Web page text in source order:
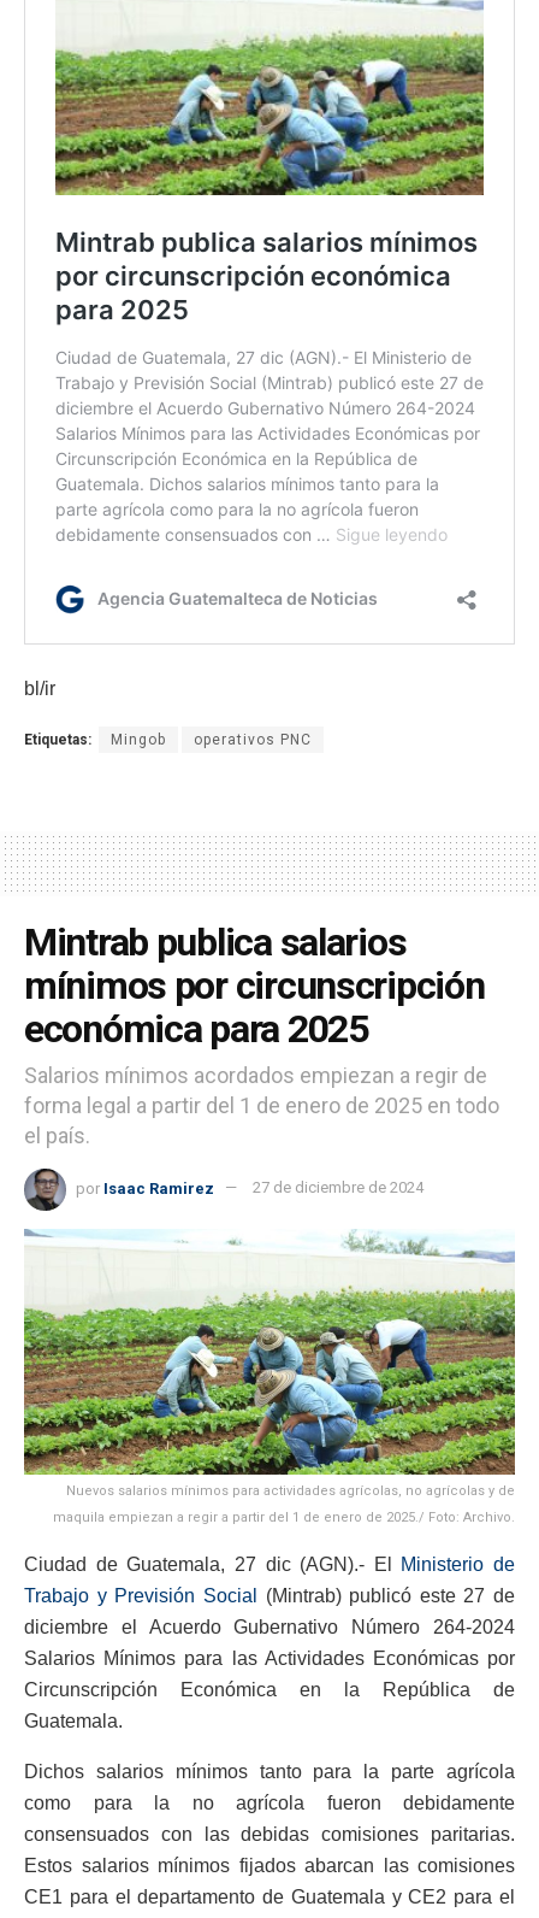
bl/ir
Etiquetas: Mingob operativos PNC
Mintrab publica salarios
mínimos por circunscripción
económica para 2025
Salarios mínimos acordados empiezan a regir de
forma legal a partir del 1 de enero de 2025 en todo
el país.
por Isaac Ramirez 27 de diciembre de 2024
Nuevos salarios mínimos para actividades agrícolas, no agrícolas y de
maquila empiezan a regir a partir del 1 de enero de 2025./ Foto: Archivo.
Ciudad de Guatemala, 27 dic (AGN).- El Ministerio de
Trabajo y Previsión Social
(Mintrab) publicó este 27 de
diciembre el Acuerdo Gubernativo Número 264-2024
Salarios Mínimos para las Actividades Económicas por
Circunscripción Económica en la República de
Guatemala.
Dichos salarios mínimos tanto para la parte agrícola
como para la no agrícola fueron debidamente
consensuados con las debidas comisiones paritarias.
Estos salarios mínimos fijados abarcan las comisiones
CE1 para el departamento de Guatemala y CE2 para el